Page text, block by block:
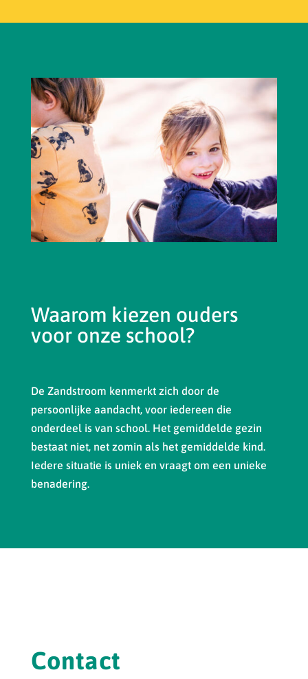
Waarom kiezen ouders
voor onze school?
De Zandstroom kenmerkt zich door de
persoonlijke aandacht, voor iedereen die
onderdeel is van school. Het gemiddelde gezin
bestaat niet, net zomin als het gemiddelde kind.
Iedere situatie is uniek en vraagt om een unieke
benadering.
Contact